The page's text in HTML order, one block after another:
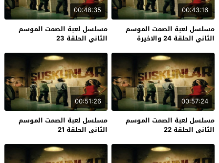
00:43:16
مسلسل لعبة الصمت الموسم
الثاني الحلقة 24 والاخيرة
00:48:35
مسلسل لعبة الصمت الموسم
الثاني الحلقة 23
00:57:24
مسلسل لعبة الصمت الموسم
الثاني الحلقة 22
00:51:26
مسلسل لعبة الصمت الموسم
الثاني الحلقة 21